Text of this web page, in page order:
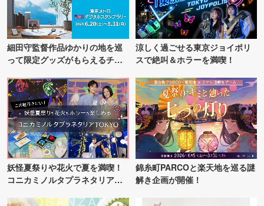
細田守監督作品ゆかりの地を巡
って限定グッズがもらえるチャ
涼しく過ごせる東京ジョイポリ
スで絶叫＆ホラーを満喫！
妖怪夏祭りや花火で夏を満喫！
コニカミノルタプラネタリア
錦糸町PARCOと楽天地を巡る謎
解き企画が開催！